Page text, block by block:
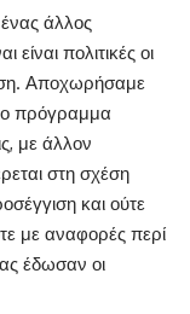
άλλος
πολιτικές οι
Αποχωρήσαμε
πρόγραμμα
με άλλον
στη σχέση
και ούτε
με αναφορές περί
έδωσαν οι